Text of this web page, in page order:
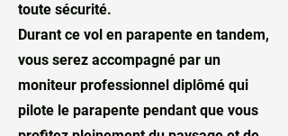
Gelon permettent aussi d'accéder à des
conditions de vol souvent plus douces
que sur certains grands sites de haute
montagne. Le relief plus ouvert de la
Combe de Savoie offre une sensation
d'espace particulièrement appréciée
pour une première expérience en
toute sécurité.
Durant ce vol en parapente en tandem,
vous serez accompagné par un
moniteur professionnel diplômé qui
pilote le parapente pendant que vous